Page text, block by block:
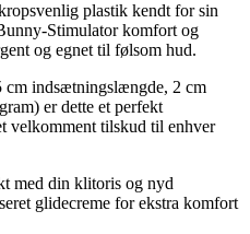
plastik kendt for sin
Stimulator komfort og
og egnet til følsom hud.
cm indsætningslængde, 2 cm
er dette et perfekt
velkomment tilskud til enhver
med din klitoris og nyd
glidecreme for ekstra komfort